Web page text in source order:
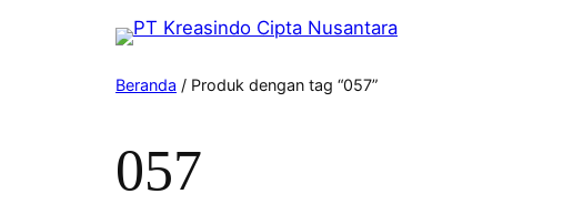
Beranda / Produk dengan tag “057”
057